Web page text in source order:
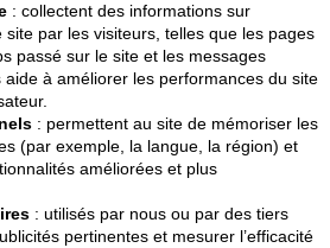
: collectent des informations sur
site par les visiteurs, telles que les pages
passé sur le site et les messages
aide à améliorer les performances du site
: permettent au site de mémoriser les
(par exemple, la langue, la région) et
améliorées et plus
: utilisés par nous ou par des tiers
pertinentes et mesurer l’efficacité